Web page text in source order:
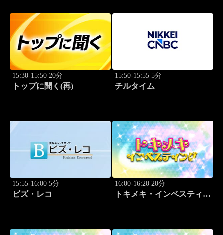
15:30-15:50 20分
トップに聞く(再)
15:50-15:55 5分
チルタイム
15:55-16:00 5分
ビズ・レコ
16:00-16:20 20分
トキメキ・インベスティン